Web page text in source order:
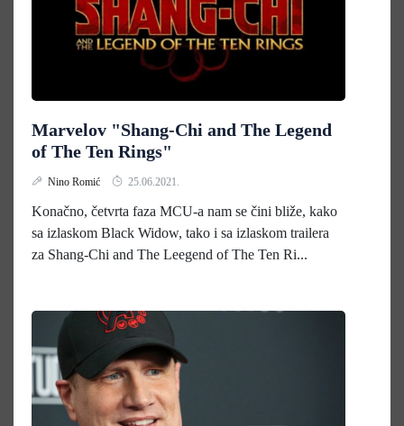
Marvelov "Shang-Chi and The Legend
of The Ten Rings"
Nino Romić 25.06.2021.
Konačno, četvrta faza MCU-a nam se čini bliže, kako
sa izlaskom Black Widow, tako i sa izlaskom trailera
za Shang-Chi and The Leegend of The Ten Ri...